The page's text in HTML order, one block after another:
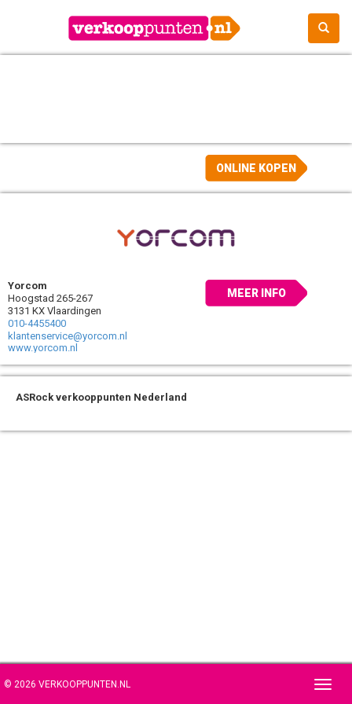
ONLINE KOPEN
Yorcom
Hoogstad 265-267
3131 KX Vlaardingen
010-4455400
klantenservice@yorcom.nl
www.yorcom.nl
MEER INFO
ASRock verkooppunten Nederland
© 2026 VERKOOPPUNTEN.NL